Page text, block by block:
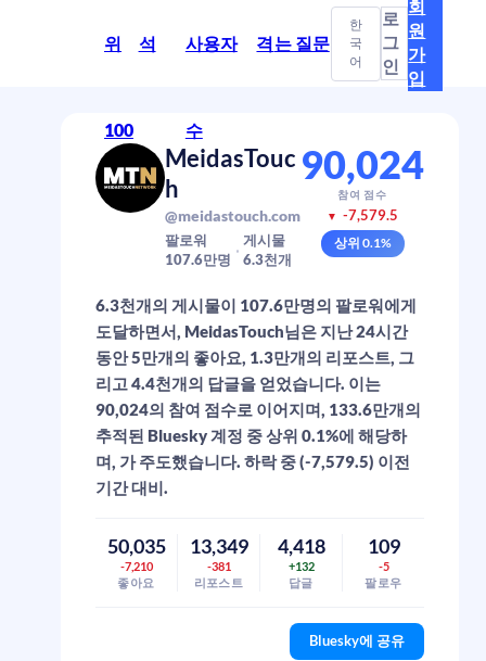
위
100
석 사용자
수
격는 질문
한
국
어
로
그
인
회
원
가
입
MeidasTouc
h
@meidastouch.com
팔로워
107.6만명
게시물
6.3천개
90,024
참여 점수
▼ -7,579.5
상위 0.1%
6.3천개의 게시물이 107.6만명의 팔로워에게
도달하면서, MeidasTouch님은 지난 24시간
동안 5만개의 좋아요, 1.3만개의 리포스트, 그
리고 4.4천개의 답글을 얻었습니다. 이는
90,024의 참여 점수로 이어지며, 133.6만개의
추적된 Bluesky 계정 중 상위 0.1%에 해당하
며, 가 주도했습니다. 하락 중 (-7,579.5) 이전
기간 대비.
50,035
-7,210
좋아요
13,349
-381
리포스트
4,418
+132
답글
109
-5
팔로우
Bluesky에 공유